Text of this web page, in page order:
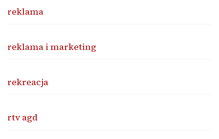
reklama
reklama i marketing
rekreacja
rtv agd